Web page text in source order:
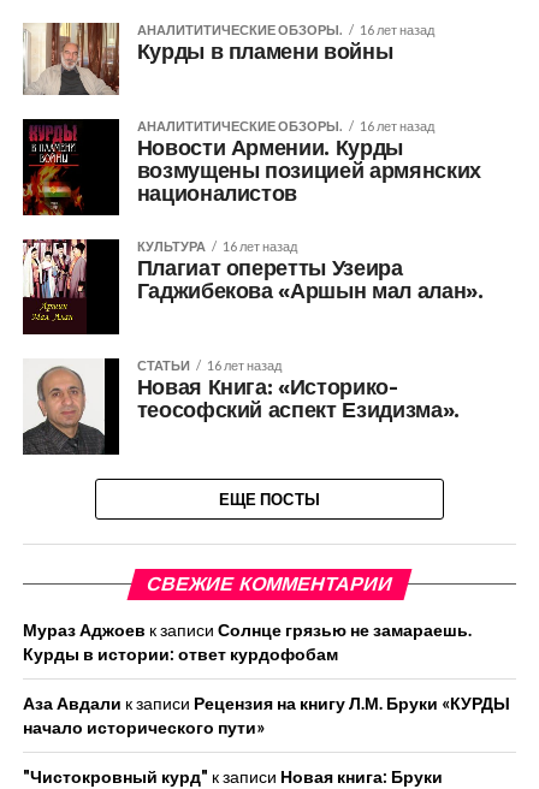
АНАЛИТИТИЧЕСКИЕ ОБЗОРЫ. 16 лет назад
Курды в пламени войны
АНАЛИТИТИЧЕСКИЕ ОБЗОРЫ. 16 лет назад
Новости Армении. Курды
возмущены позицией армянских
националистов
КУЛЬТУРА 16 лет назад
Плагиат оперетты Узеира
Гаджибекова «Аршын мал алан».
СТАТЬИ 16 лет назад
Новая Книга: «Историко-
теософский аспект Езидизма».
ЕЩЕ ПОСТЫ
СВЕЖИЕ КОММЕНТАРИИ
Мураз Аджоев к записи Солнце грязью не замараешь.
Курды в истории: ответ курдофобам
Аза Авдали к записи Рецензия на книгу Л.М. Бруки «КУРДЫ
начало исторического пути»
"Чистокровный курд" к записи Новая книга: Бруки